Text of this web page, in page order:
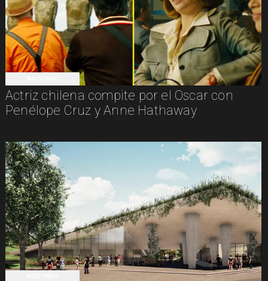
Actriz chilena compite por el Oscar con
Penélope Cruz y Anne Hathaway